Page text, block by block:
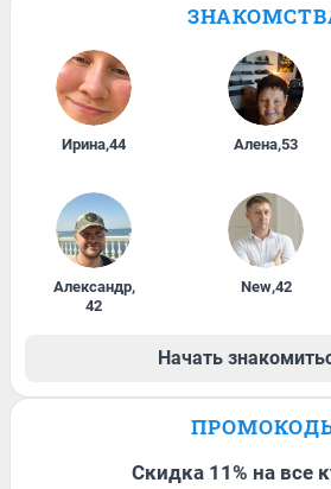
Ирина,44 Алена,53
Александр,
42
New,42
Начать
Скидка 11% на все